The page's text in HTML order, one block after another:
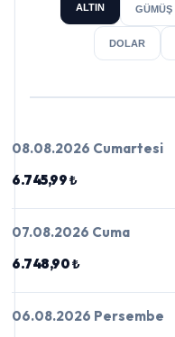
ALTIN GÜMÜŞ
DOLAR
08.08.2026 Cumartesi
6.745,99 ₺
07.08.2026 Cuma
6.748,90 ₺
06.08.2026 Persembe